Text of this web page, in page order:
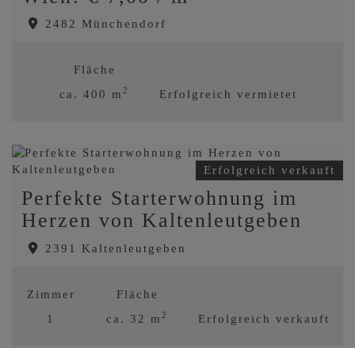
2482 Münchendorf
Fläche
ca. 400 m 2 Erfolgreich vermietet
Erfolgreich verkauft
Perfekte Starterwohnung im
Herzen von Kaltenleutgeben
2391 Kaltenleutgeben
Zimmer
1
Fläche
ca. 32 m2 Erfolgreich verkauft